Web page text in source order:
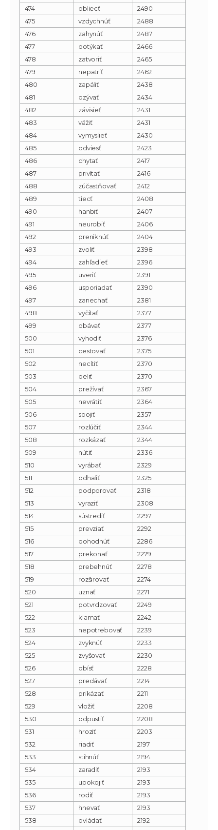
474
obliecť
2490
475
vzdychnúť
2488
476
zahynúť
2487
477
dotýkať
2466
478
zatvoriť
2465
479
nepatriť
2462
480
zapáliť
2438
481
ozývať
2434
482
závisieť
2431
483
vážiť
2431
484
vymyslieť
2430
485
odviesť
2423
486
chytať
2417
487
privítať
2416
488
zúčastňovať
2412
489
tiecť
2408
490
hanbiť
2407
491
neurobiť
2406
492
preniknúť
2404
493
zvoliť
2398
494
zahľadieť
2396
495
uveriť
2391
496
usporiadať
2390
497
zanechať
2381
498
vyčítať
2377
499
obávať
2377
500
vyhodiť
2376
501
cestovať
2375
502
necítiť
2370
503
deliť
2370
504
prežívať
2367
505
nevrátiť
2364
506
spojiť
2357
507
rozlúčiť
2344
508
rozkázať
2344
509
nútiť
2336
510
vyrábať
2329
511
odhaliť
2325
512
podporovať
2318
513
vyraziť
2308
514
sústrediť
2297
515
prevziať
2292
516
dohodnúť
2286
517
prekonať
2279
518
prebehnúť
2278
519
rozširovať
2274
520
uznať
2271
521
potvrdzovať
2249
522
klamať
2242
523
nepotrebovať
2239
524
zvyknúť
2233
525
zvyšovať
2230
526
obísť
2228
527
predávať
2214
528
prikázať
2211
529
vložiť
2208
530
odpustiť
2208
531
hroziť
2203
532
riadiť
2197
533
stihnúť
2194
534
zaradiť
2193
535
upokojiť
2193
536
rodiť
2193
537
hnevať
2193
538
ovládať
2192